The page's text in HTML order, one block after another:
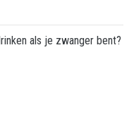
als je zwanger bent?